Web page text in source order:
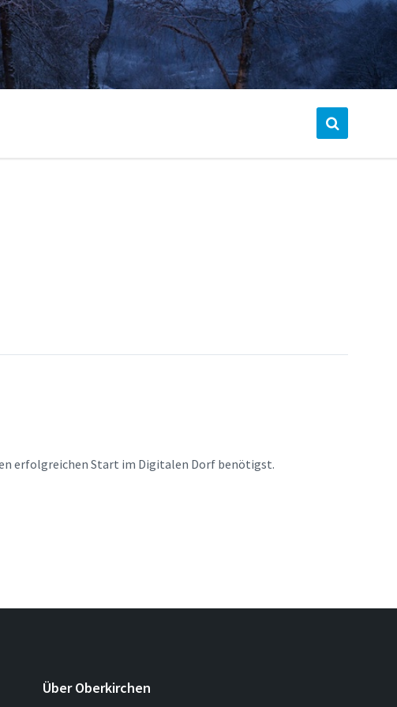
erfolgreichen Start im Digitalen Dorf benötigst.
Über Oberkirchen